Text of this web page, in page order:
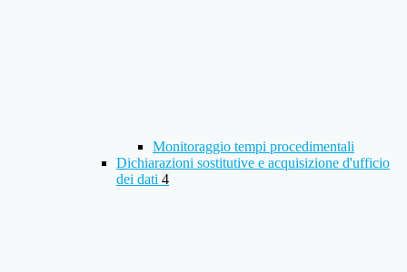
Monitoraggio tempi procedimentali
Dichiarazioni sostitutive e acquisizione d'ufficio
dei dati 4